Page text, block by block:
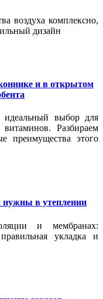
воздуха комплексно,
дизайн
и в открытом
выбор для
Разбираем
преимущества этого
нужны в утеплении
и мембранах:
укладка и